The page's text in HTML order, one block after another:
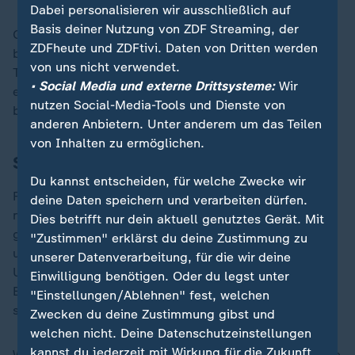
Getrennte Verhandlungen in Saudi-Arabien führten
bislang nicht zum Durchbruch. Inzwischen fordert
Trump eine 30-tägige Waffenruhe, unterstützt von den
europäischen Staaten. Selenskyj erklärte sich dazu
bereit, Putin jedoch nicht.
Sicherheitsgarantien
Falls es zu einer Waffenruhe kommen sollte, soll es
nach europäischen Vorstellungen Sicherheitsgarantien
geben. Wie diese aussehen sollen, ist jedoch
umstritten. Merz pocht stark auf eine Rolle für die
USA. Deutschland könne sich "unter Führung und
Beteiligung der USA" daran beteiligen, erklärte er bei
seinem Antrittsbesuch in Paris.
Dabei personalisieren wir ausschließlich auf
Basis deiner Nutzung von ZDF Streaming, der
ZDFheute und ZDFtivi. Daten von Dritten werden
von uns nicht verwendet.
• Social Media und externe Drittsysteme:Wir
nutzen Social-Media-Tools und Dienste von
anderen Anbietern. Unter anderem um das Teilen
von Inhalten zu ermöglichen.
Du kannst entscheiden, für welche Zwecke wir
deine Daten speichern und verarbeiten dürfen.
Dies betrifft nur dein aktuell genutztes Gerät. Mit
"Zustimmen" erklärst du deine Zustimmung zu
unserer Datenverarbeitung, für die wir deine
Einwilligung benötigen. Oder du legst unter
"Einstellungen/Ablehnen" fest, welchen
Zwecken du deine Zustimmung gibst und
welchen nicht. Deine Datenschutzeinstellungen